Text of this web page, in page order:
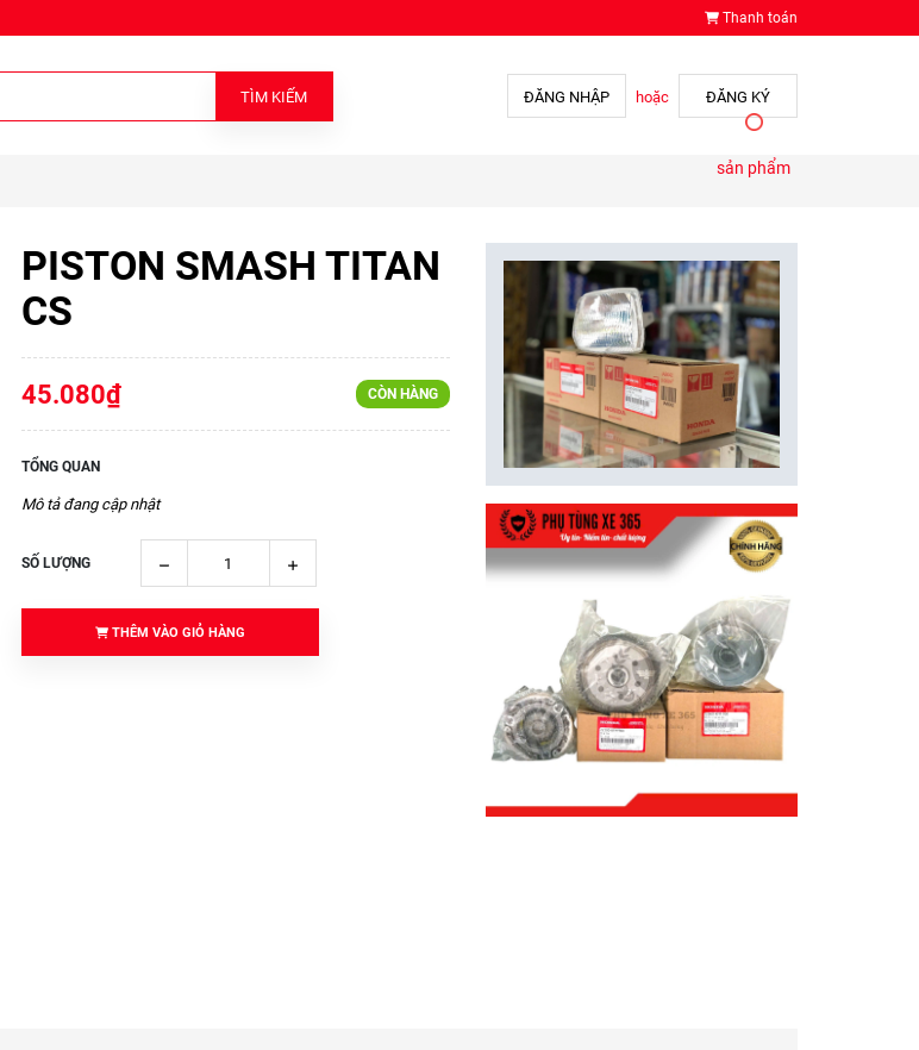
Thanh toán
TÌM KIẾM ĐĂNG NHẬP hoặc ĐĂNG KÝ
sản phẩm
PISTON SMASH TITAN
CS
45.080₫ CÒN HÀNG
TỔNG QUAN
Mô tả đang cập nhật
SỐ LƯỢNG
THÊM VÀO GIỎ HÀNG